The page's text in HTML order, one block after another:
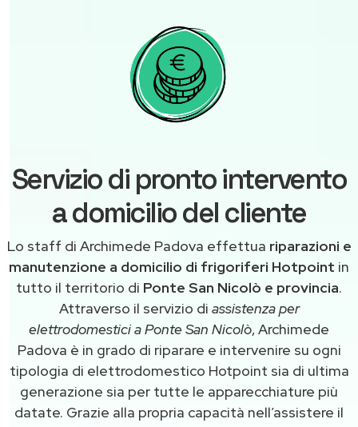
Servizio di pronto intervento
a domicilio del cliente
Lo staff di Archimede Padova effettua riparazioni e
manutenzione a domicilio di frigoriferi Hotpoint in
tutto il territorio di Ponte San Nicolò e provincia.
Attraverso il servizio di assistenza per
elettrodomestici a Ponte San Nicolò, Archimede
Padova è in grado di riparare e intervenire su ogni
tipologia di elettrodomestico Hotpoint sia di ultima
generazione sia per tutte le apparecchiature più
datate. Grazie alla propria capacità nell’assistere il